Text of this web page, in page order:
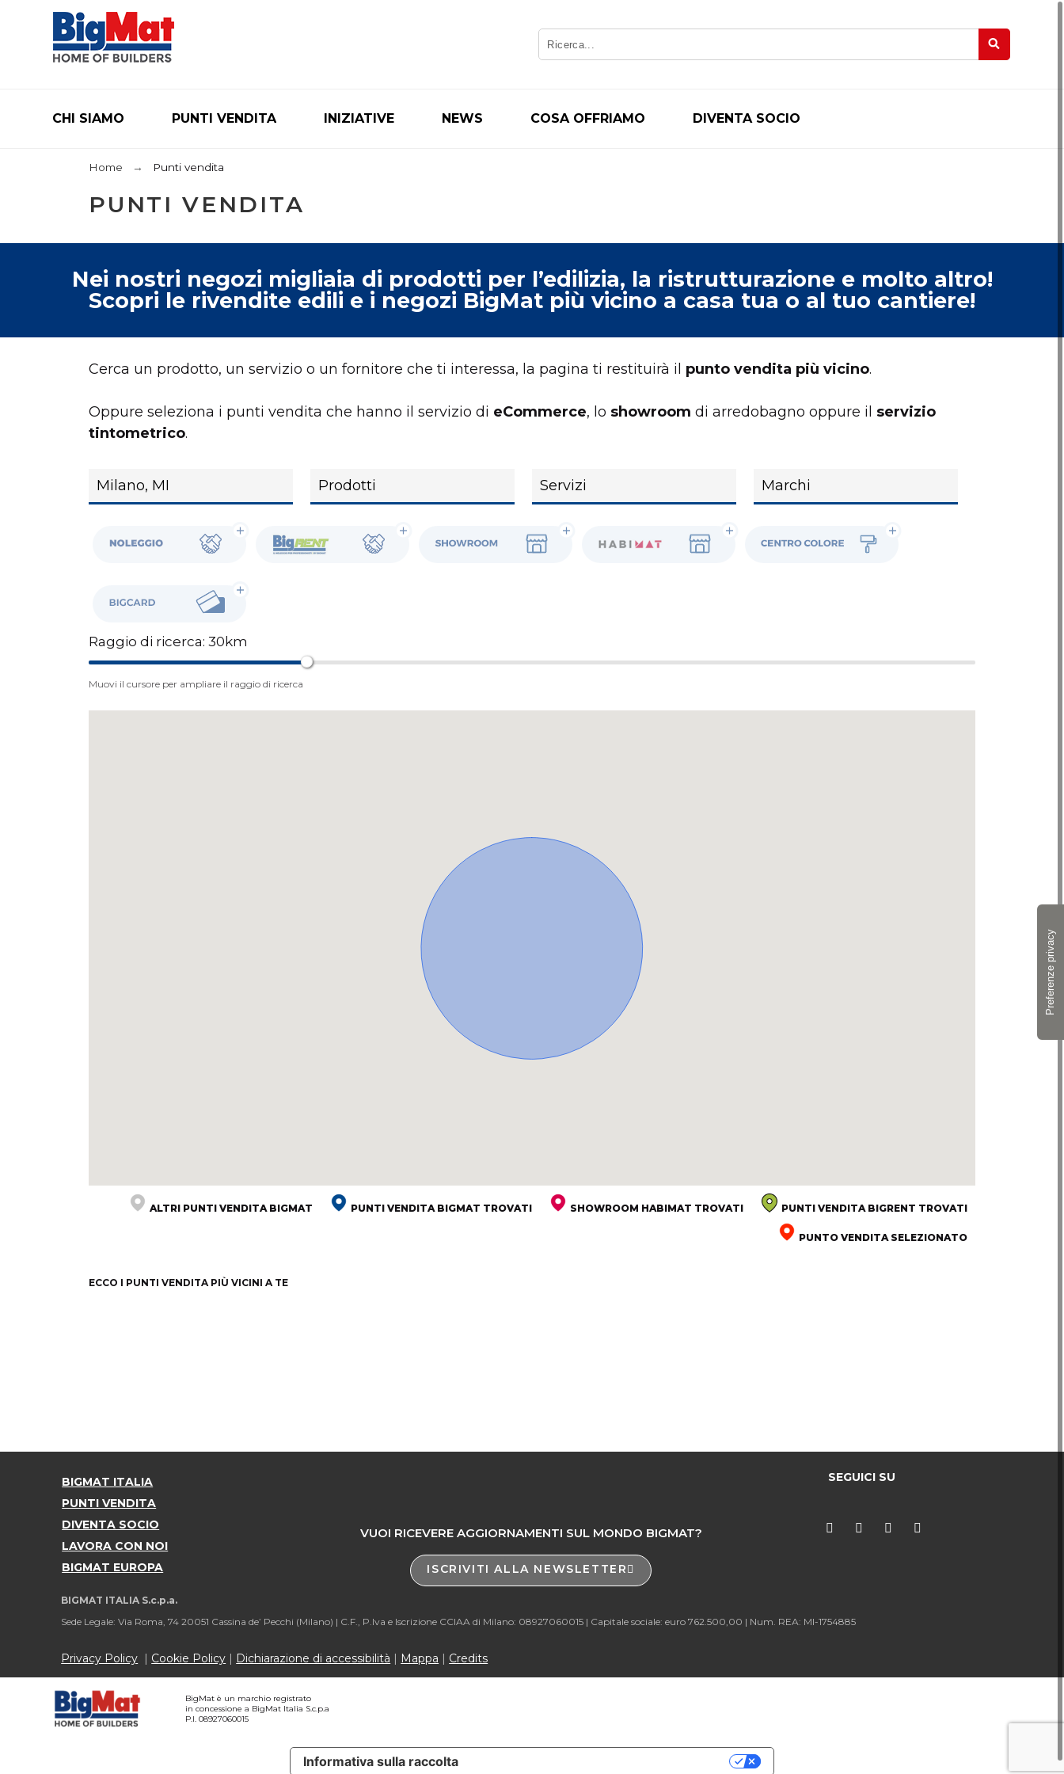
CHI SIAMO PUNTI VENDITA INIZIATIVE NEWS COSA OFFRIAMO DIVENTA SOCIO
Home Punti vendita
PUNTI VENDITA
Nei nostri negozi migliaia di prodotti per l’edilizia, la ristrutturazione e molto altro!
Scopri le rivendite edili e i negozi BigMat più vicino a casa tua o al tuo cantiere!
Cerca un prodotto, un servizio o un fornitore che ti interessa, la pagina ti restituirà il punto vendita più vicino.
Oppure seleziona i punti vendita che hanno il servizio di eCommerce, lo showroom di arredobagno oppure il servizio
tintometrico.
BigRent
Raggio di ricerca: 30km
Muovi il cursore per ampliare il raggio di ricerca
ALTRI PUNTI VENDITA BIGMAT PUNTI VENDITA BIGMAT TROVATI SHOWROOM HABIMAT TROVATI PUNTI VENDITA BIGRENT TROVATI
PUNTO VENDITA SELEZIONATO
ECCO I PUNTI VENDITA PIÙ VICINI A TE
BIGMAT ITALIA
PUNTI VENDITA
DIVENTA SOCIO
LAVORA CON NOI
BIGMAT EUROPA
VUOI RICEVERE AGGIORNAMENTI SUL MONDO BIGMAT?
ISCRIVITI ALLA NEWSLETTER
SEGUICI SU
BIGMAT ITALIA S.c.p.a.
Sede Legale: Via Roma, 74 20051 Cassina de’ Pecchi (Milano) | C.F., P.Iva e Iscrizione CCIAA di Milano: 08927060015 | Capitale sociale: euro 762.500,00 | Num. REA: MI-1754885
Privacy Policy | Cookie Policy | Dichiarazione di accessibilità | Mappa | Credits
BigMat è un marchio registrato
in concessione a BigMat Italia S.c.p.a
P.I. 08927060015
Informativa sulla raccolta